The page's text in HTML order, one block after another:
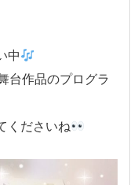
中
台作品のプログラ
くださいね